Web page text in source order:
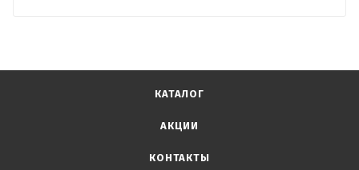
КАТАЛОГ
АКЦИИ
КОНТАКТЫ